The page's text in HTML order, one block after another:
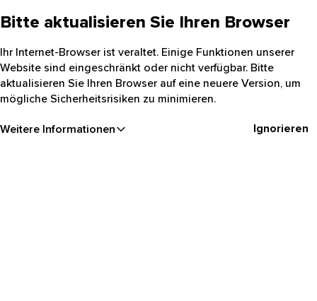
Bitte aktualisieren Sie Ihren Browser
Ihr Internet-Browser ist veraltet. Einige Funktionen unserer
Website sind eingeschränkt oder nicht verfügbar. Bitte
aktualisieren Sie Ihren Browser auf eine neuere Version, um
mögliche Sicherheitsrisiken zu minimieren.
Weitere Informationen Ignorieren